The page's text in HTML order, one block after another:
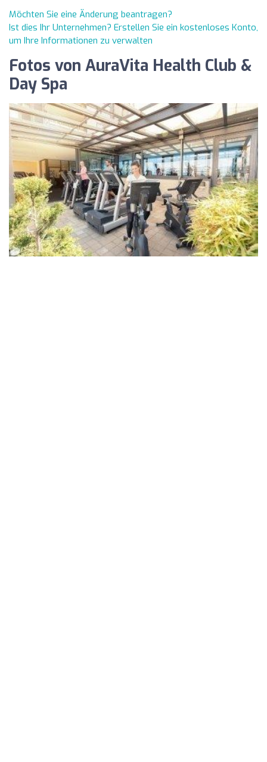
Möchten Sie eine Änderung beantragen?
Ist dies Ihr Unternehmen? Erstellen Sie ein kostenloses Konto,
um Ihre Informationen zu verwalten
Fotos von AuraVita Health Club &
Day Spa